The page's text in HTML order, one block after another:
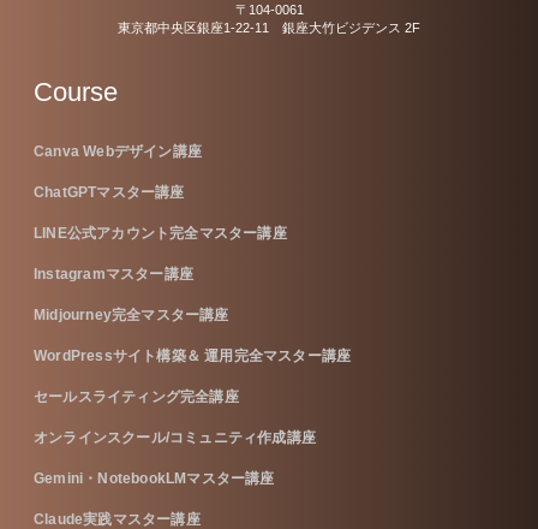
〒104-0061
東京都中央区銀座1-22-11 銀座大竹ビジデンス 2F
Course
Canva Webデザイン講座
ChatGPTマスター講座
LINE公式アカウント完全マスター講座
Instagramマスター講座
Midjourney完全マスター講座
WordPressサイト構築＆ 運用完全マスター講座
セールスライティング完全講座
オンラインスクール/コミュニティ作成講座
Gemini・NotebookLMマスター講座
Claude実践マスター講座